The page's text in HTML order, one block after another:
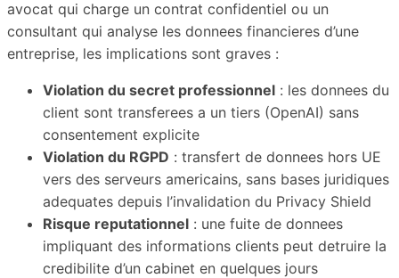
avocat qui charge un contrat confidentiel ou un
consultant qui analyse les donnees financieres d’une
entreprise, les implications sont graves :
Violation du secret professionnel : les donnees du
client sont transferees a un tiers (OpenAI) sans
consentement explicite
Violation du RGPD : transfert de donnees hors UE
vers des serveurs americains, sans bases juridiques
adequates depuis l’invalidation du Privacy Shield
Risque reputationnel : une fuite de donnees
impliquant des informations clients peut detruire la
credibilite d’un cabinet en quelques jours